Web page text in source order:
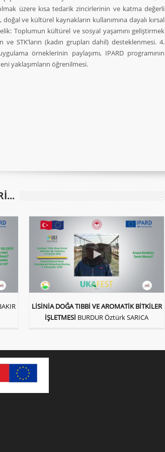
üzere kısa tedarik zincirlerinin ve katma değerli
ve kültürel kaynakların kullanımına dayalı kırsal
Toplumun kültürel ve sosyal yaşamını geliştirmek
STK’ların (kadın grupları dahil) desteklenmesi. 4.
örneklerinin paylaşımı, IPARD programının
yaklaşımların öğrenilmesi.
LİSİNİA DOĞA TIBBİ VE AROMATİK BİTKİLER
İŞLETMESİ BURDUR Öztürk SARICA